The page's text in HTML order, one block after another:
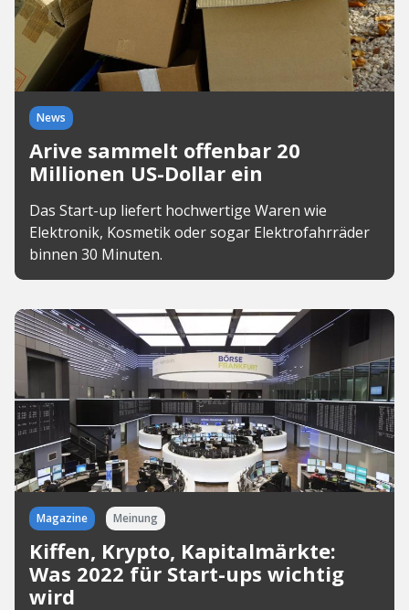
News
Arive sammelt offenbar 20
Millionen US-Dollar ein
Das Start-up liefert hochwertige Waren wie
Elektronik, Kosmetik oder sogar Elektrofahrräder
binnen 30 Minuten.
Magazine Meinung
Kiffen, Krypto, Kapitalmärkte:
Was 2022 für Start-ups wichtig
wird